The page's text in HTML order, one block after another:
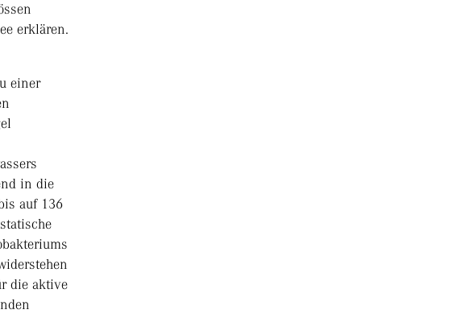
erklären.
einer
in die
auf 136
die aktive